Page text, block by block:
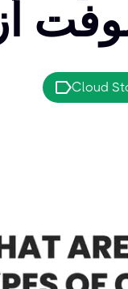
Cloud